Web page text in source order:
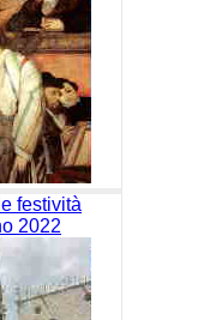
festività
2022